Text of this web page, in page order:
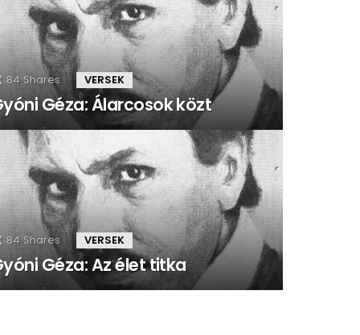
84 Shares VERSEK
Géza: Álarcosok közt
84 Shares VERSEK
Géza: Az élet titka